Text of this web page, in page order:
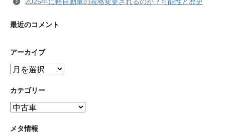
最近のコメント
アーカイブ
ア
カ
ブ
カテゴリー
カ
ゴ
メタ情報